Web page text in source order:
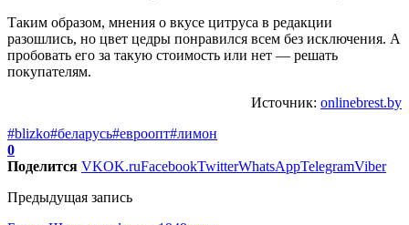
Таким образом, мнения о вкусе цитруса в редакции
разошлись, но цвет цедры понравился всем без исключения. А
пробовать его за такую стоимость или нет — решать
покупателям.
Источник: onlinebrest.by
#blizko#беларусь#евроопт#лимон
0
Поделится VKOK.ruFacebookTwitterWhatsAppTelegramViber
Предыдущая запись